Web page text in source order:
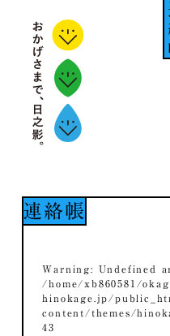
連絡帳
Warning: Undefined
/home/xb860581/
hinokage.jp/
content/themes/
43